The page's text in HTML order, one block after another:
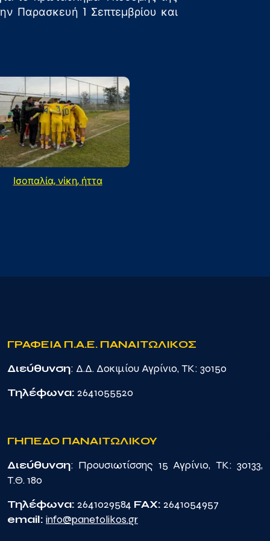
Παρασκευή 1 Σεπτεμβρίου και
Ισοπαλία, νίκη, ήττα
ΓΡΑΦΕΙΑ Π.Α.Ε. ΠΑΝΑΙΤΩΛΙΚΟΣ
Διεύθυνση: Δ.Δ. Δοκιμίου Αγρίνιο, TK: 30150
Τηλέφωνα: 2641055520
ΓΗΠΕΔΟ ΠΑΝΑΙΤΩΛΙΚΟΥ
Διεύθυνση: Προυσιωτίσσης 15 Αγρίνιο, TK: 30133,
Τ.Θ. 180
Τηλέφωνα: 2641029584 FAX: 2641054957
email: info@panetolikos.gr